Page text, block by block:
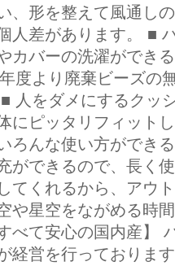
、形を整えて風通し
人差があります。 ■
カバーの洗濯ができ
度より廃棄ビーズの
人をダメにするクッ
にピッタリフィット
ろんな使い方ができ
ができるので、長く
てくれるから、アウ
や星空をながめる時
べて安心の国内産】
経営を行っておりま